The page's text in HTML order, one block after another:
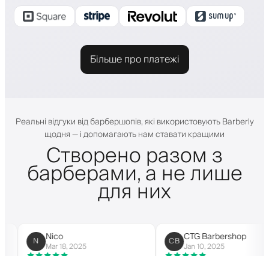
Більше про платежі
Реальні відгуки від барбершопів, які використовують Barberly
щодня — і допомагають нам ставати кращими
Створено разом з
барберами, а не лише
для них
Nico
Mar 18, 2025
CTG Barbershop
Jan 10, 2025